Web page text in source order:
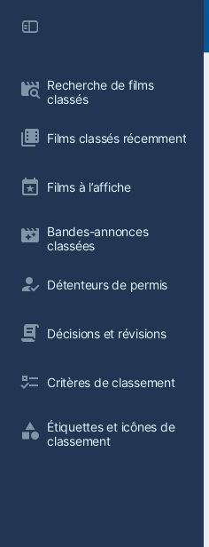
Recherche de films
classés
Films classés récemment
Films à l’affiche
Bandes-annonces
classées
Détenteurs de permis
Décisions et révisions
Critères de classement
Étiquettes et icônes de
classement